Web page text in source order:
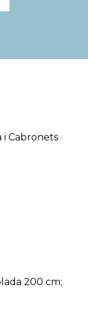
i Cabronets
200 cm;